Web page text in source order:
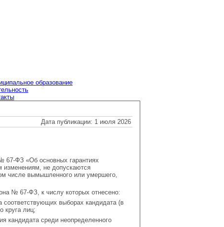
образование
Дата публикации: 1 июля 2026
67-ФЗ «Об основных гарантиях
изменениям, не допускаются
числе вымышленного или умершего,
№ 67-ФЗ, к числу которых отнесено:
соответствующих выборах кандидата (в
круга лиц;
кандидата среди неопределенного